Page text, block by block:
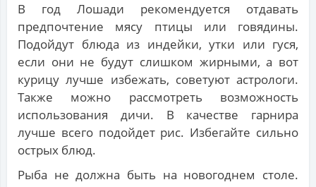
В год Лошади рекомендуется отдавать
предпочтение мясу птицы или говядины.
Подойдут блюда из индейки, утки или гуся,
если они не будут слишком жирными, а вот
курицу лучше избежать, советуют астрологи.
Также можно рассмотреть возможность
использования дичи. В качестве гарнира
лучше всего подойдет рис. Избегайте сильно
острых блюд.
Рыба не должна быть на новогоднем столе.